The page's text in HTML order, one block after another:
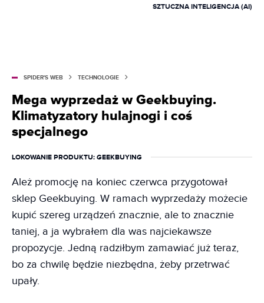
Uwielbia też sztukę gier i kina, przez co wyrósł na
jego rozwoju dotyczył już tylko nowych technologii.
współtworzył CHIP.pl i Magazyn CHIP.
SZTUCZNA INTELIGENCJA (AI)
SPIDER'S WEB TECHNOLOGIE
Mega wyprzedaż w Geekbuying.
Klimatyzatory hulajnogi i coś
specjalnego
LOKOWANIE PRODUKTU: GEEKBUYING
Ależ promocję na koniec czerwca przygotował
sklep Geekbuying. W ramach wyprzedaży możecie
kupić szereg urządzeń znacznie, ale to znacznie
taniej, a ja wybrałem dla was najciekawsze
propozycje. Jedną radziłbym zamawiać już teraz,
bo za chwilę będzie niezbędna, żeby przetrwać
upały.